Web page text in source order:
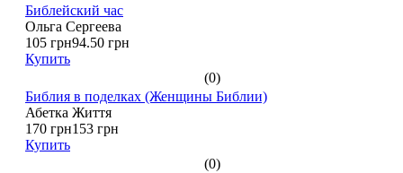
Библейский час
Ольга Сергеева
105 грн94.50 грн
Купить
(0)
Библия в поделках (Женщины Библии)
Абетка Життя
170 грн153 грн
Купить
(0)